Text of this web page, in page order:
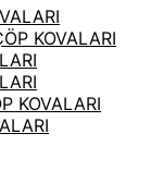
KOVALARI
KOVALARI